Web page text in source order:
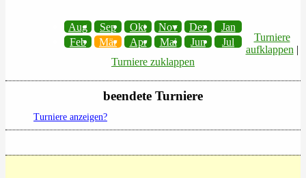
Aug Sep Okt Nov Dez
Jan
Feb
Mär Apr Mai Jun Jul
Turniere
aufklappen |
Turniere zuklappen
beendete Turniere
Turniere anzeigen?